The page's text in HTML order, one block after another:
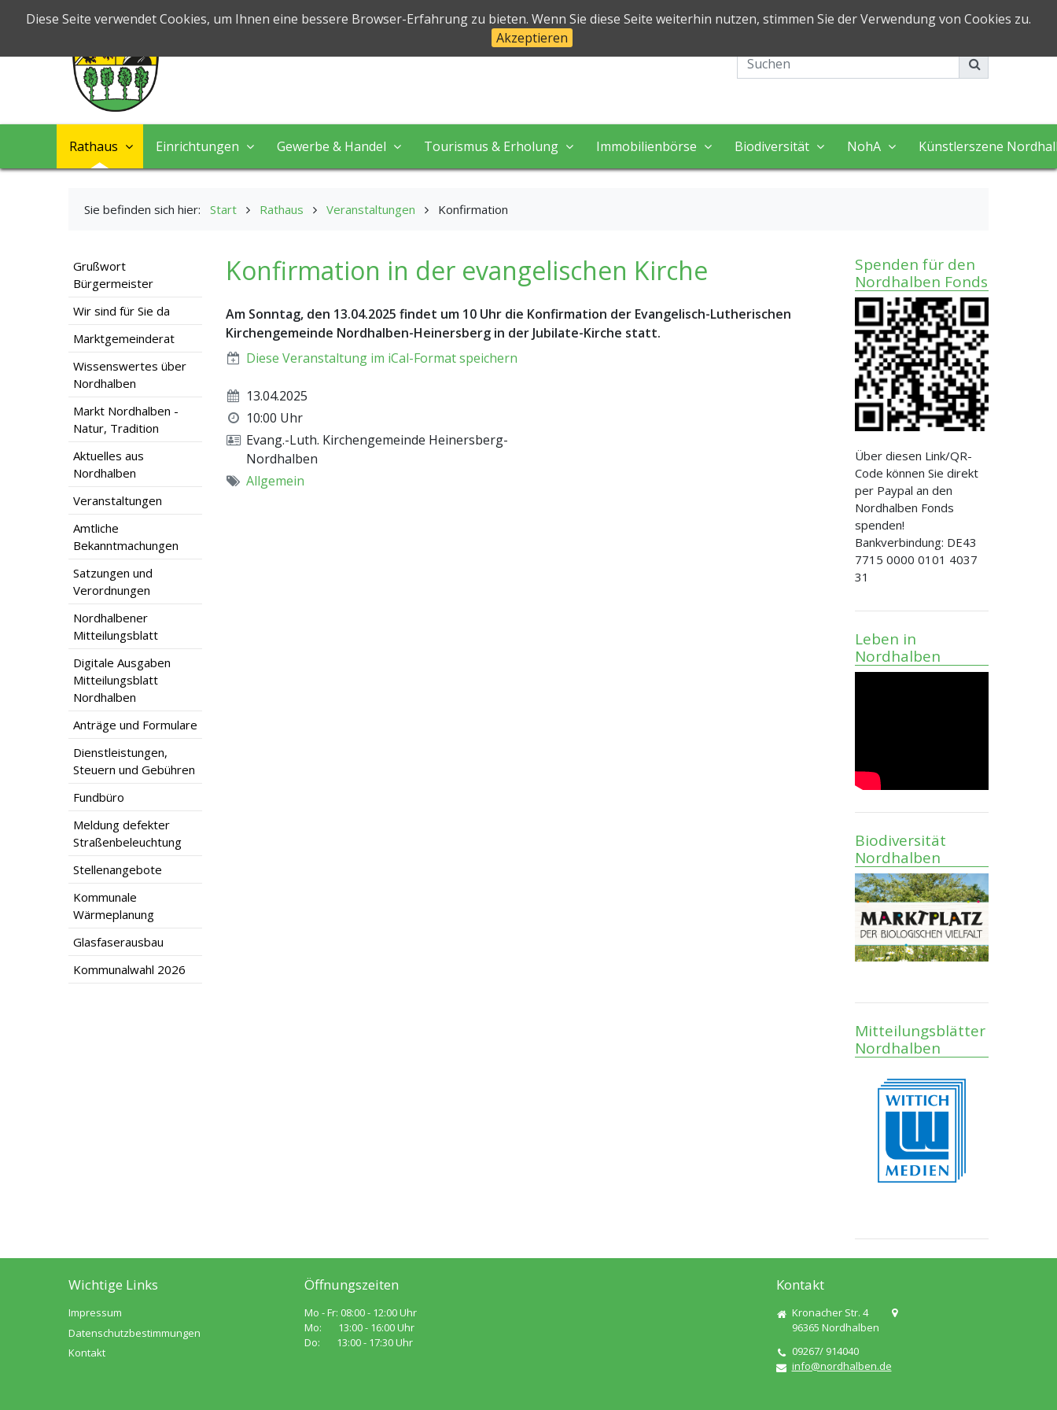
Diese Seite verwendet Cookies, um Ihnen eine bessere Browser-Erfahrung zu bieten. Wenn Sie diese Seite weiterhin nutzen, stimmen Sie der Verwendung von Cookies zu.
Akzeptieren
Markt Nordhalben
Leben & Arbeiten in perfekter Natur!
Impressum Kontakt
Rathaus Einrichtungen Gewerbe & Handel Tourismus & Erholung Immobilienbörse Biodiversität NohA Künstlerszene
Sie befinden sich hier: Start Rathaus Veranstaltungen Konfirmation
Grußwort
Bürgermeister
Wir sind für Sie da
Marktgemeinderat
Wissenswertes über
Nordhalben
Markt Nordhalben -
Natur, Tradition
Aktuelles aus
Nordhalben
Veranstaltungen
Amtliche
Bekanntmachungen
Satzungen und
Verordnungen
Nordhalbener
Mitteilungsblatt
Digitale Ausgaben
Mitteilungsblatt
Nordhalben
Anträge und Formulare
Dienstleistungen,
Steuern und Gebühren
Fundbüro
Meldung defekter
Straßenbeleuchtung
Stellenangebote
Kommunale
Wärmeplanung
Glasfaserausbau
Kommunalwahl 2026
Konfirmation in der evangelischen Kirche
Am Sonntag, den 13.04.2025 findet um 10 Uhr die Konfirmation der Evangelisch-Lutherischen
Kirchengemeinde Nordhalben-Heinersberg in der Jubilate-Kirche statt.
Diese Veranstaltung im iCal-Format speichern
13.04.2025
10:00 Uhr
Evang.-Luth. Kirchengemeinde Heinersberg-
Nordhalben
Allgemein
Spenden für den
Nordhalben Fonds
Über diesen Link/QR-
Code können Sie direkt
per Paypal an den
Nordhalben Fonds
spenden!
Bankverbindung: DE43
7715 0000 0101 4037
31
Leben in
Nordhalben
Biodiversität
Nordhalben
Mitteilungsblätter
Nordhalben
Wichtige Links
Impressum
Datenschutzbestimmungen
Kontakt
Öffnungszeiten
Mo - Fr: 08:00 - 12:00 Uhr
Mo: 13:00 - 16:00 Uhr
Do: 13:00 - 17:30 Uhr
Kontakt
Kronacher Str. 4
96365 Nordhalben
09267/ 914040
info@nordhalben.de